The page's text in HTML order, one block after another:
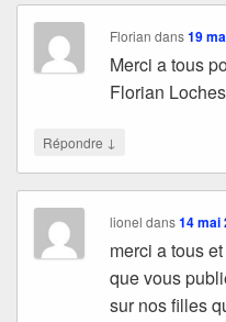
Florian dans19
Merci a tous
Florian
Répondre ↓
lionel dans14 mai
merci a tous
que vous
sur nos filles